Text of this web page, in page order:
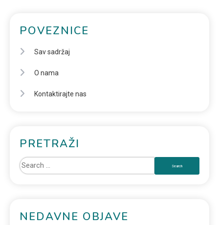
POVEZNICE
Sav sadržaj
O nama
Kontaktirajte nas
PRETRAŽI
NEDAVNE OBJAVE